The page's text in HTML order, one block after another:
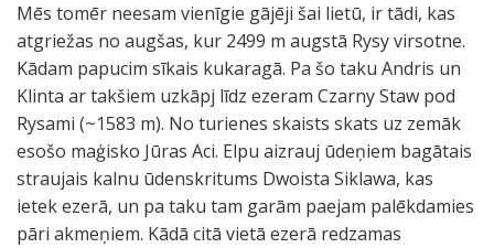
Mēs tomēr neesam vienīgie gājēji šai lietū, ir tādi, kas
atgriežas no augšas, kur 2499 m augstā Rysy virsotne.
Kādam papucim sīkais kukaragā. Pa šo taku Andris un
Klinta ar takšiem uzkāpj līdz ezeram Czarny Staw pod
Rysami (~1583 m). No turienes skaists skats uz zemāk
esošo maģisko Jūras Aci. Elpu aizrauj ūdeņiem bagātais
straujais kalnu ūdenskritums Dwoista Siklawa, kas
ietek ezerā, un pa taku tam garām paejam palēkdamies
pāri akmeņiem. Kādā citā vietā ezerā redzamas